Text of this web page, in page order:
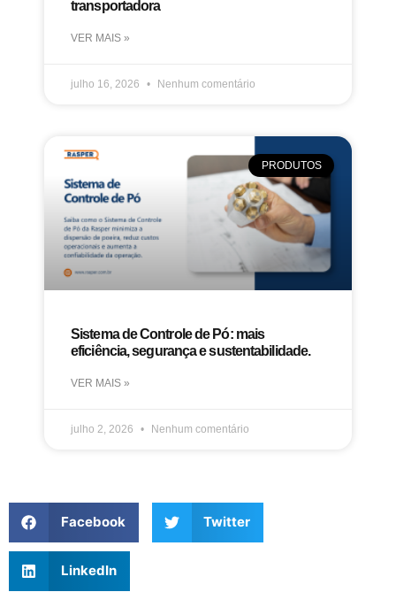
transportadora
VER MAIS »
julho 16, 2026 Nenhum comentário
PRODUTOS
Sistema de Controle de Pó: mais
eficiência, segurança e sustentabilidade.
VER MAIS »
julho 2, 2026 Nenhum comentário
Facebook Twitter
LinkedIn